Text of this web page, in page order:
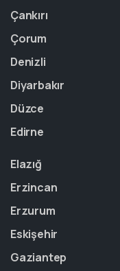
Çankırı
Çorum
Denizli
Diyarbakır
Düzce
Edirne
Elazığ
Erzincan
Erzurum
Eskişehir
Gaziantep